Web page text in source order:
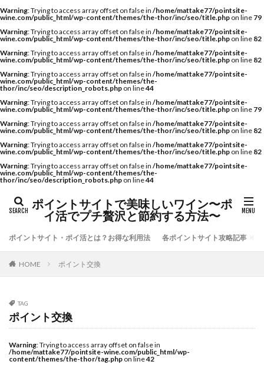
Warning: Trying to access array offset on false in /home/mattake77/pointsite-
wine.com/public_html/wp-content/themes/the-thor/inc/seo/title.php on line 79
Warning: Trying to access array offset on false in /home/mattake77/pointsite-
wine.com/public_html/wp-content/themes/the-thor/inc/seo/title.php on line 82
Warning: Trying to access array offset on false in /home/mattake77/pointsite-
wine.com/public_html/wp-content/themes/the-thor/inc/seo/title.php on line 82
Warning: Trying to access array offset on false in /home/mattake77/pointsite-
wine.com/public_html/wp-content/themes/the-
thor/inc/seo/description_robots.php on line44
Warning: Trying to access array offset on false in /home/mattake77/pointsite-
wine.com/public_html/wp-content/themes/the-thor/inc/seo/title.php on line 79
Warning: Trying to access array offset on false in /home/mattake77/pointsite-
wine.com/public_html/wp-content/themes/the-thor/inc/seo/title.php on line 82
Warning: Trying to access array offset on false in /home/mattake77/pointsite-
wine.com/public_html/wp-content/themes/the-thor/inc/seo/title.php on line 82
Warning: Trying to access array offset on false in /home/mattake77/pointsite-
wine.com/public_html/wp-content/themes/the-
thor/inc/seo/description_robots.php on line44
ポイントサイトで美味しいワイン〜ポ
イ活でプチ贅沢と節約する方法〜
ポイントサイト・ポイ活とは？お得な利用法 各ポイントサイト攻略記事
HOME ポイント交換
TAG
ポイント交換
Warning: Trying to access array offset on false in
/home/mattake77/pointsite-wine.com/public_html/wp-
content/themes/the-thor/tag.php on line42